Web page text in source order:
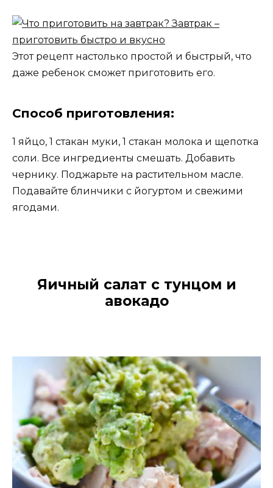
Этот рецепт настолько простой и быстрый, что
даже ребенок сможет приготовить его.
Способ приготовления:
1 яйцо, 1 стакан муки, 1 стакан молока и щепотка
соли. Все ингредиенты смешать. Добавить
чернику. Поджарьте на растительном масле.
Подавайте блинчики с йогуртом и свежими
ягодами.
Яичный салат с тунцом и
авокадо